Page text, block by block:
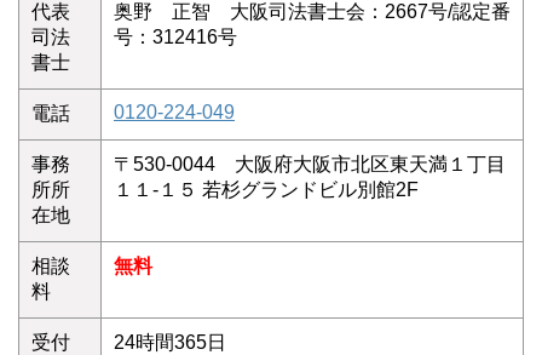
代表
司法
書士
奥野 正智 大阪司法書士会：2667号/認定番
号：312416号
電話 0120-224-049
事務
所所
在地
〒530-0044 大阪府大阪市北区東天満１丁目
１１-１５ 若杉グランドビル別館2F
相談
料
無料
受付 24時間365日